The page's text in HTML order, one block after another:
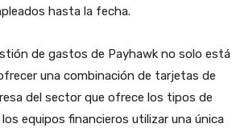
hasta la fecha.
de gastos de Payhawk no solo está
una combinación de tarjetas de
del sector que ofrece los tipos de
equipos financieros utilizar una única